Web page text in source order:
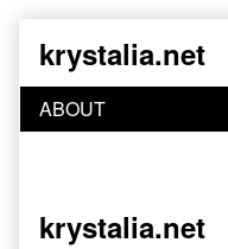
content
krystalia.net
krystalia.net